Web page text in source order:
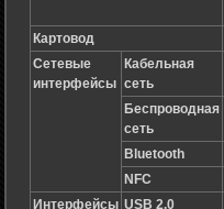
Картовод
Сетевые
интерфейсы
Кабельная
сеть
Беспроводная
сеть
Bluetooth
NFC
Интерфейсы USB 2.0